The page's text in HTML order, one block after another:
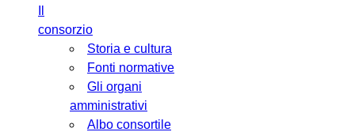
consorzio
Storia e cultura
Fonti normative
Gli organi
amministrativi
Albo consortile